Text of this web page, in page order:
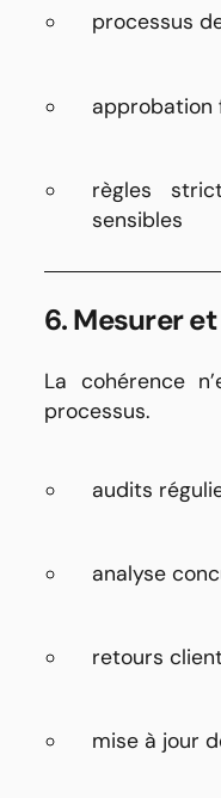
processus
approbation
règles
sensibles
6. Mesurer
La cohérence
processus.
audits
analyse
retours
mise à jour